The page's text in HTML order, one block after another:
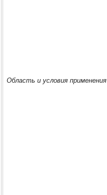
Область и условия применения